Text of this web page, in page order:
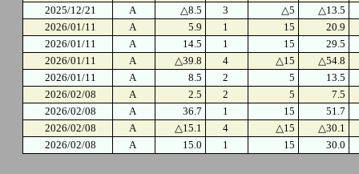
2025/12/21
A △8.5 3 △5
△13.5
2026/01/11
A 5.9 1 15
20.9
2026/01/11
A 14.5 1 15
29.5
2026/01/11
A △39.8 4 △15
△54.8
2026/01/11
A 8.5 2 5
13.5
2026/02/08
A 2.5 2 5
7.5
2026/02/08
A 36.7 1 15
51.7
2026/02/08
A △15.1 4 △15
△30.1
2026/02/08
A 15.0 1 15 30.0